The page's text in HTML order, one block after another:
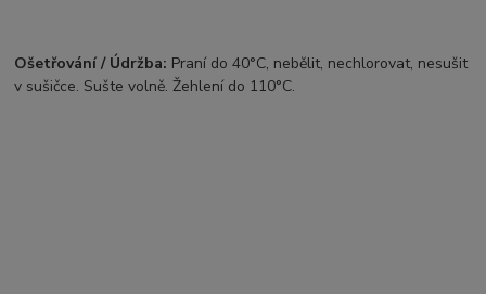
Ošetřování / Údržba: Praní do 40°C, nebělit, nechlorovat, nesušit
v sušičce. Sušte volně. Žehlení do 110°C.